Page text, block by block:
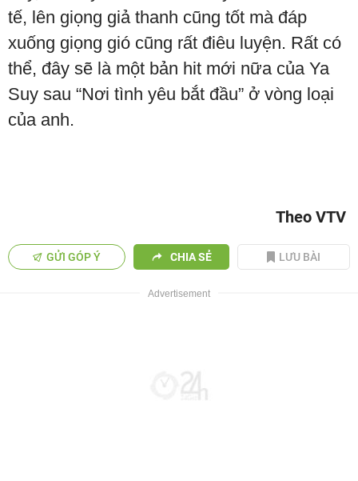
tế, lên giọng giả thanh cũng tốt mà đáp
xuống giọng gió cũng rất điêu luyện. Rất có
thể, đây sẽ là một bản hit mới nữa của Ya
Suy sau “Nơi tình yêu bắt đầu” ở vòng loại
của anh.
Theo VTV
GỬI GÓP Ý CHIA SẺ LƯU BÀI